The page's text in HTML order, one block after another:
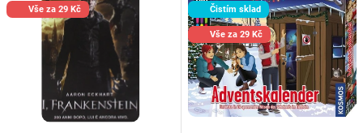
Vše za 29 Kč Čistím sklad
Vše za 29 Kč